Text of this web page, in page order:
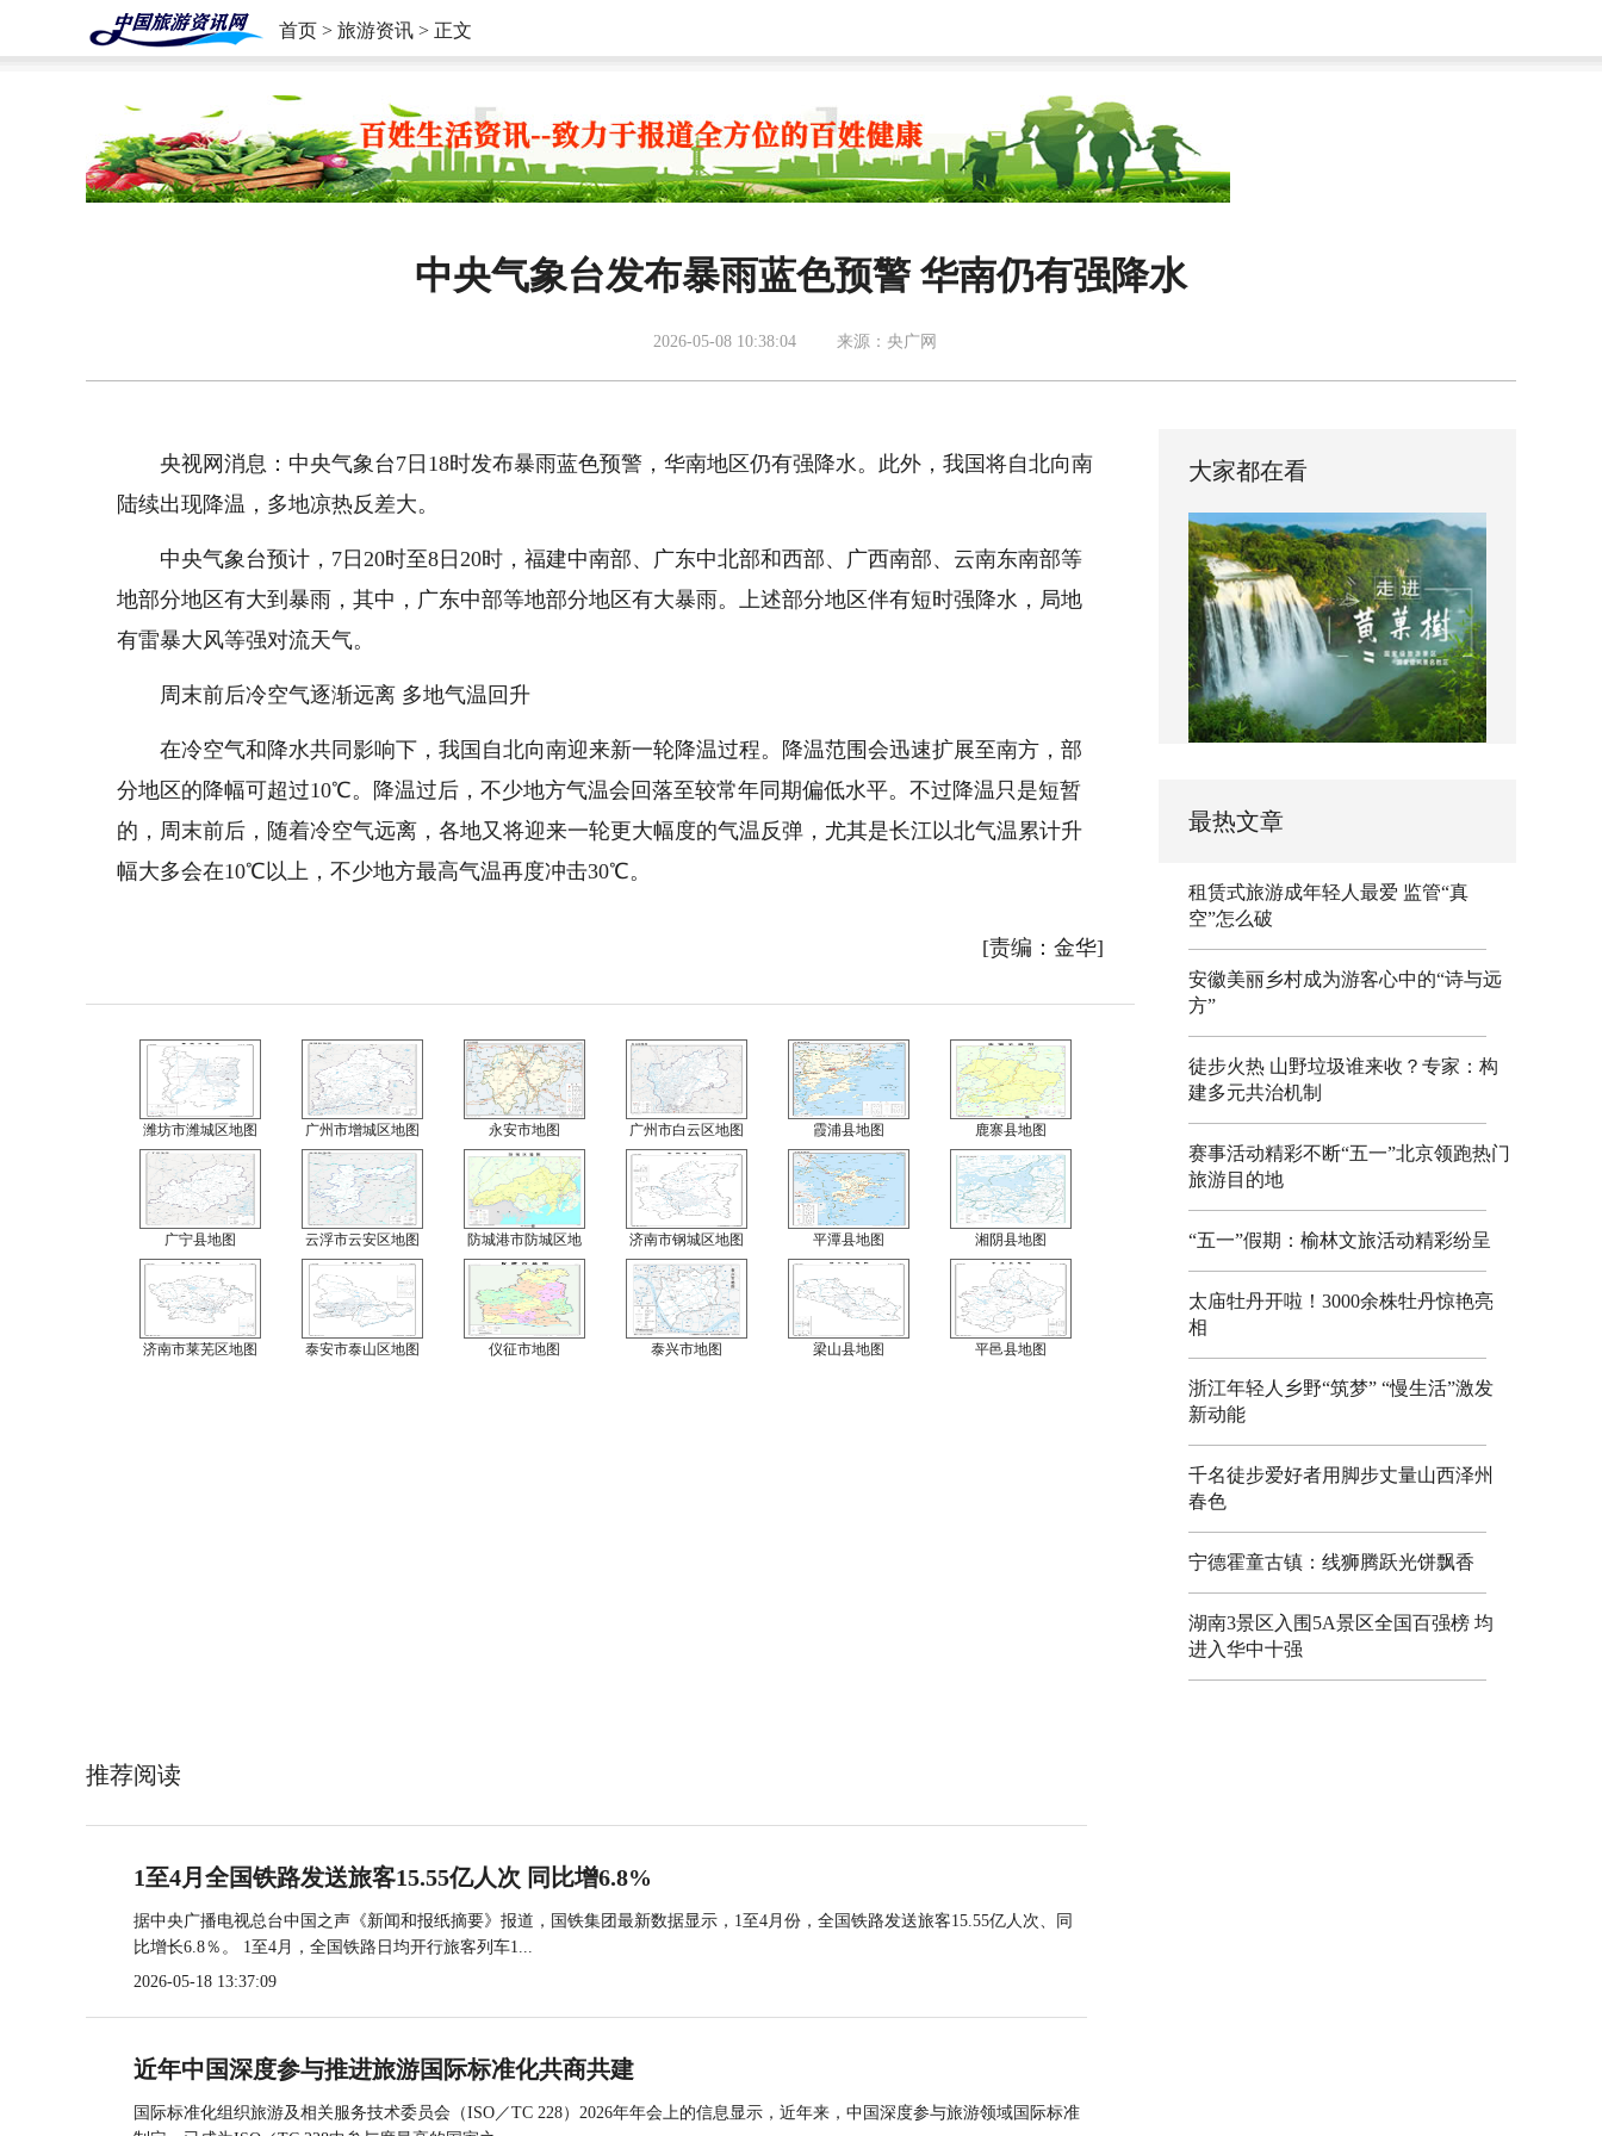
首页 > 旅游资讯 > 正文
中央气象台发布暴雨蓝色预警 华南仍有强降水
2026-05-08 10:38:04 来源：央广网
央视网消息：中央气象台7日18时发布暴雨蓝色预警，华南地区仍有强降水。此外，我国将自北向南
陆续出现降温，多地凉热反差大。
中央气象台预计，7日20时至8日20时，福建中南部、广东中北部和西部、广西南部、云南东南部等
地部分地区有大到暴雨，其中，广东中部等地部分地区有大暴雨。上述部分地区伴有短时强降水，局地
有雷暴大风等强对流天气。
周末前后冷空气逐渐远离 多地气温回升
在冷空气和降水共同影响下，我国自北向南迎来新一轮降温过程。降温范围会迅速扩展至南方，部
分地区的降幅可超过10℃。降温过后，不少地方气温会回落至较常年同期偏低水平。不过降温只是短暂
的，周末前后，随着冷空气远离，各地又将迎来一轮更大幅度的气温反弹，尤其是长江以北气温累计升
幅大多会在10℃以上，不少地方最高气温再度冲击30℃。
[责编：金华]
潍坊市潍城区地图 广州市增城区地图 永安市地图 广州市白云区地图 霞浦县地图 鹿寨县地图
广宁县地图 云浮市云安区地图 防城港市防城区地 济南市钢城区地图 平潭县地图 湘阴县地图
济南市莱芜区地图 泰安市泰山区地图 仪征市地图 泰兴市地图 梁山县地图 平邑县地图
大家都在看
最热文章
租赁式旅游成年轻人最爱 监管“真
空”怎么破
安徽美丽乡村成为游客心中的“诗与远
方”
徒步火热 山野垃圾谁来收？专家：构
建多元共治机制
赛事活动精彩不断“五一”北京领跑热门
旅游目的地
“五一”假期：榆林文旅活动精彩纷呈
太庙牡丹开啦！3000余株牡丹惊艳亮
相
浙江年轻人乡野“筑梦” “慢生活”激发
新动能
千名徒步爱好者用脚步丈量山西泽州
春色
宁德霍童古镇：线狮腾跃光饼飘香
湖南3景区入围5A景区全国百强榜 均
进入华中十强
推荐阅读
1至4月全国铁路发送旅客15.55亿人次 同比增6.8%
据中央广播电视总台中国之声《新闻和报纸摘要》报道，国铁集团最新数据显示，1至4月份，全国铁路发送旅客15.55亿人次、同
比增长6.8％。 1至4月，全国铁路日均开行旅客列车1...
2026-05-18 13:37:09
近年中国深度参与推进旅游国际标准化共商共建
国际标准化组织旅游及相关服务技术委员会（ISO／TC 228）2026年年会上的信息显示，近年来，中国深度参与旅游领域国际标准